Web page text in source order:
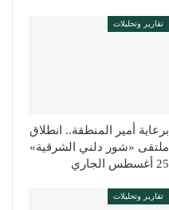
تقارير وتحليلات
برعاية أمير المنطقة.. انطلاق
ملتقى «شور دلني الشرقية»
25 أغسطس الجاري
تقارير وتحليلات